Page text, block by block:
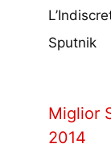
Sputnik
Miglior
2014